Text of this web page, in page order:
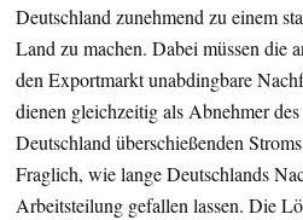
Deutschland zunehmend zu einem
Land zu machen. Dabei müssen die
den Exportmarkt unabdingbare
dienen gleichzeitig als Abnehmer
Deutschland überschießenden
Fraglich, wie lange Deutschlands
Arbeitsteilung gefallen lassen. Die